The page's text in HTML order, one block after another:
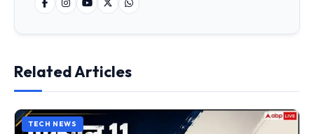
Related Articles
TECH NEWS